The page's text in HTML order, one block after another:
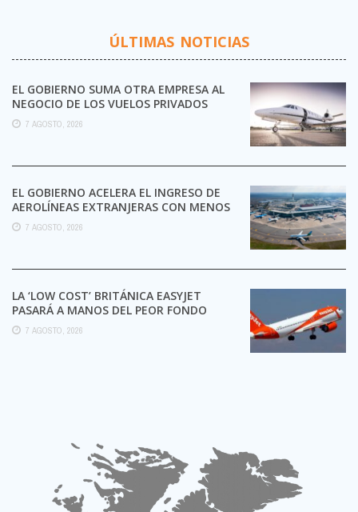
ÚLTIMAS NOTICIAS
EL GOBIERNO SUMA OTRA EMPRESA AL
NEGOCIO DE LOS VUELOS PRIVADOS
7 AGOSTO, 2026
EL GOBIERNO ACELERA EL INGRESO DE
AEROLÍNEAS EXTRANJERAS CON MENOS
TRÁMITES
7 AGOSTO, 2026
LA ‘LOW COST’ BRITÁNICA EASYJET
PASARÁ A MANOS DEL PEOR FONDO
POSIBLE:
7 AGOSTO, 2026